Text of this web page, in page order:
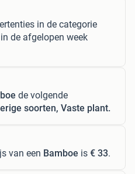
in de categorie
de afgelopen week
de volgende
soorten, Vaste plant.
van een Bamboe is € 33.